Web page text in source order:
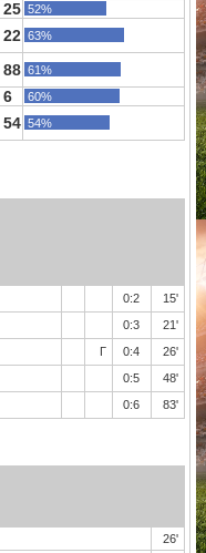
25 52%
22 63%
88 61%
6
60%
54 54%
0:2
15'
0:3
21'
Г 0:4
26'
0:5
48'
0:6 83'
26'